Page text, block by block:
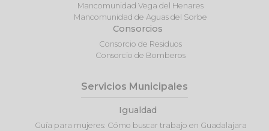
Mancomunidad Vega del Henares
Mancomunidad de Aguas del Sorbe
Consorcios
Consorcio de Residuos
Consorcio de Bomberos
Servicios Municipales
Igualdad
Guía para mujeres: Cómo buscar trabajo en Guadalajara